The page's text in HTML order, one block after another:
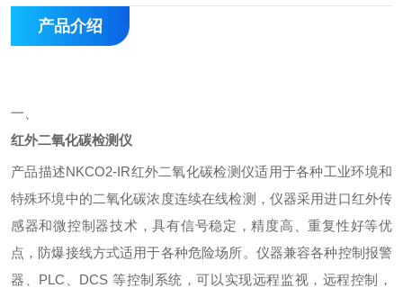
产品介绍
一、
红外二氧化碳检测仪
产品描述NKCO2-IR红外二氧化碳检测仪适用于各种工业环境和
特殊环境中的二氧化碳浓度连续在线检测，仪器采用进口红外传
感器和微控制器技术，具有信号稳定，精度高、重复性好等优
点，防爆接线方式适用于各种危险场所。仪器兼容各种控制报警
器、 PLC DCS 等控制系统，可以实现远程监视，远程控制，